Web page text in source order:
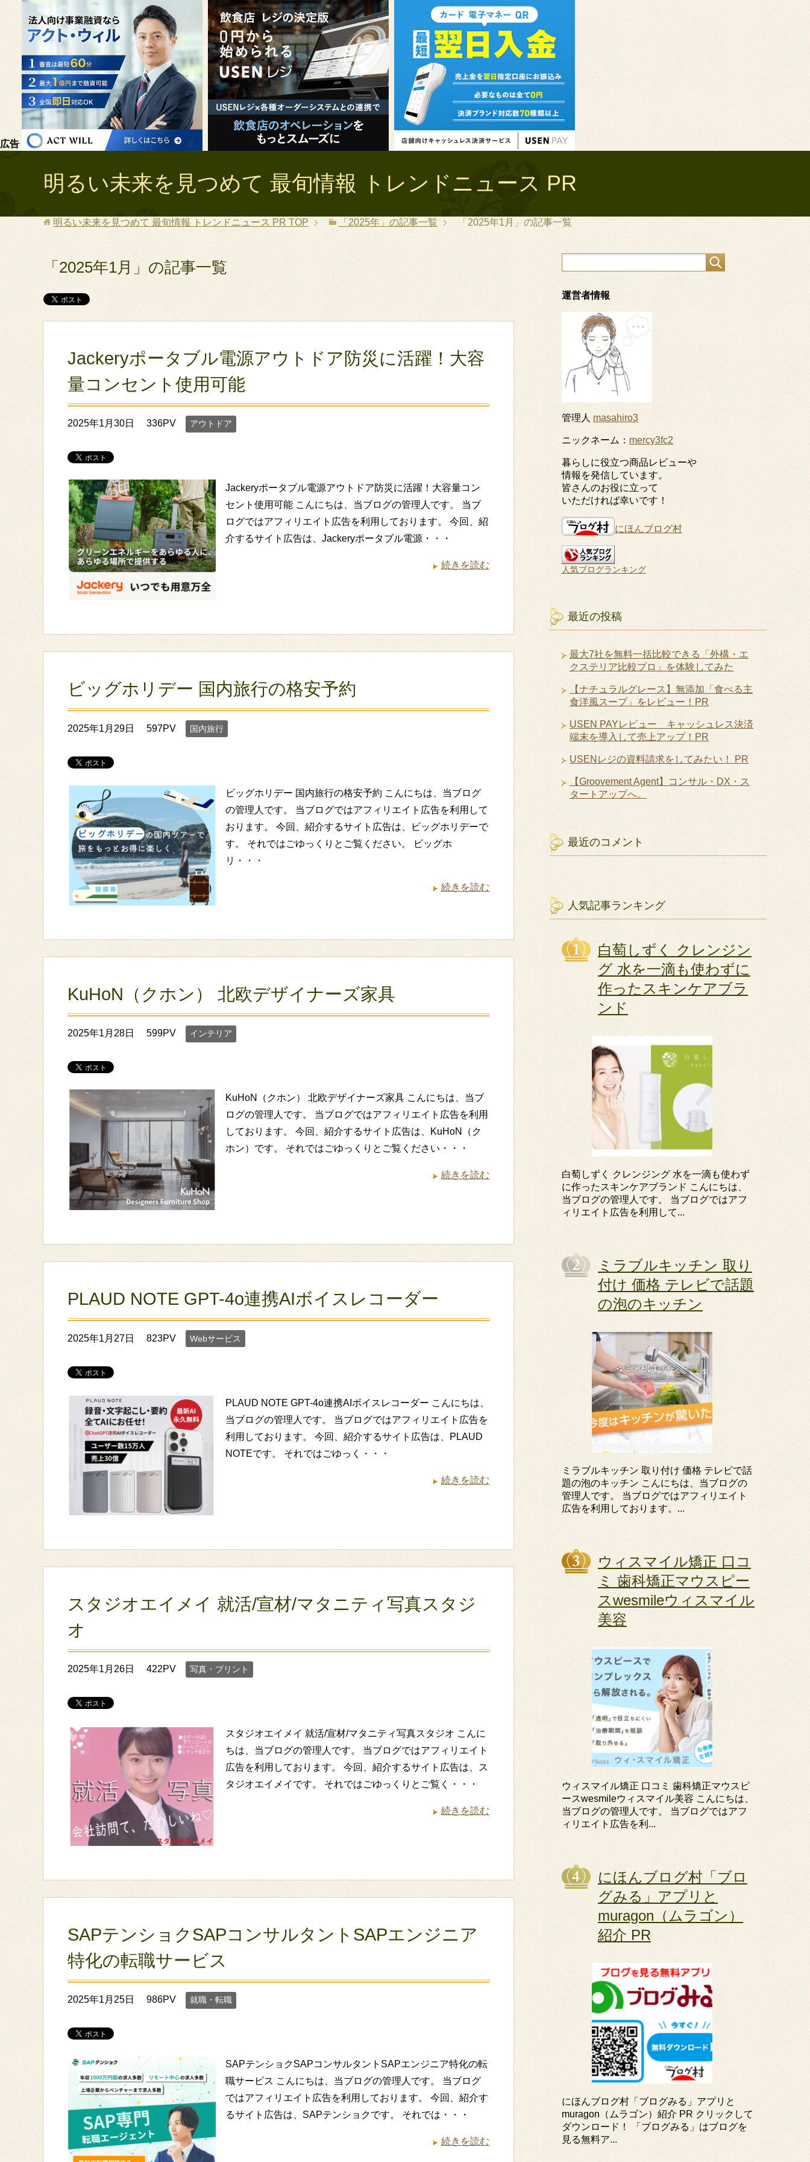
広告
明るい未来を見つめて 最旬情報 トレンドニュース PR
明るい未来を見つめて 最旬情報 トレンドニュース PR TOP 「2025年」の記事一覧 「2025年1月」の記事一覧
「2025年1月」の記事一覧
Jackeryポータブル電源アウトドア防災に活躍！大容
量コンセント使用可能
2025年1月30日 336PV アウトドア
Jackeryポータブル電源アウトドア防災に活躍！大容量コン
セント使用可能 こんにちは、当ブログの管理人です。 当ブ
ログではアフィリエイト広告を利用しております。 今回、紹
介するサイト広告は、Jackeryポータブル電源・・・
続きを読む
ビッグホリデー 国内旅行の格安予約
2025年1月29日 597PV 国内旅行
ビッグホリデー 国内旅行の格安予約 こんにちは、当ブログ
の管理人です。 当ブログではアフィリエイト広告を利用して
おります。 今回、紹介するサイト広告は、ビッグホリデーで
す。 それではごゆっくりとご覧ください。 ビッグホ
リ・・・
続きを読む
KuHoN（クホン） 北欧デザイナーズ家具
2025年1月28日 599PV インテリア
KuHoN（クホン） 北欧デザイナーズ家具 こんにちは、当ブ
ログの管理人です。 当ブログではアフィリエイト広告を利用
しております。 今回、紹介するサイト広告は、KuHoN（ク
ホン）です。 それではごゆっくりとご覧ください・・・
続きを読む
PLAUD NOTE GPT-4o連携AIボイスレコーダー
2025年1月27日 823PV Webサービス
PLAUD NOTE GPT-4o連携AIボイスレコーダー こんにちは、
当ブログの管理人です。 当ブログではアフィリエイト広告を
利用しております。 今回、紹介するサイト広告は、PLAUD
NOTEです。 それではごゆっく・・・
続きを読む
スタジオエイメイ 就活/宣材/マタニティ写真スタジ
オ
2025年1月26日 422PV 写真・プリント
スタジオエイメイ 就活/宣材/マタニティ写真スタジオ こんに
ちは、当ブログの管理人です。 当ブログではアフィリエイト
広告を利用しております。 今回、紹介するサイト広告は、ス
タジオエイメイです。 それではごゆっくりとご覧く・・・
続きを読む
SAPテンショクSAPコンサルタントSAPエンジニア
特化の転職サービス
2025年1月25日 986PV 就職・転職
SAPテンショクSAPコンサルタントSAPエンジニア特化の転
職サービス こんにちは、当ブログの管理人です。 当ブログ
ではアフィリエイト広告を利用しております。 今回、紹介す
るサイト広告は、SAPテンショクです。 それでは・・・
続きを読む
運営者情報
管理人 masahiro3
ニックネーム： mercy3fc2
暮らしに役立つ商品レビューや
情報を発信しています。
皆さんのお役に立って
いただければ幸いです！
にほんブログ村
人気ブログランキング
最近の投稿
最大7社を無料一括比較できる「外構・エ
クステリア比較プロ」を体験してみた
【ナチュラルグレース】無添加「食べる主
食洋風スープ」をレビュー！PR
USEN PAYレビュー キャッシュレス決済
端末を導入して売上アップ！PR
USENレジの資料請求をしてみたい！ PR
【Groovement Agent】コンサル・DX・ス
タートアップへ。
最近のコメント
人気記事ランキング
白萄しずく クレンジン
グ 水を一滴も使わずに
作ったスキンケアブラ
ンド
白萄しずく クレンジング 水を一滴も使わず
に作ったスキンケアブランド こんにちは、
当ブログの管理人です。 当ブログではアフ
ィリエイト広告を利用して...
ミラブルキッチン 取り
付け 価格 テレビで話題
の泡のキッチン
ミラブルキッチン 取り付け 価格 テレビで話
題の泡のキッチン こんにちは、当ブログの
管理人です。 当ブログではアフィリエイト
広告を利用しております。...
ウィスマイル矯正 口コ
ミ 歯科矯正マウスピー
スwesmileウィスマイル
美容
ウィスマイル矯正 口コミ 歯科矯正マウスピ
ースwesmileウィスマイル美容 こんにちは、
当ブログの管理人です。 当ブログではアフ
ィリエイト広告を利...
にほんブログ村「ブロ
グみる」アプリと
muragon（ムラゴン）
紹介 PR
にほんブログ村「ブログみる」アプリと
muragon（ムラゴン）紹介 PR クリックして
ダウンロード！ 「ブログみる」はブログを
見る無料ア...